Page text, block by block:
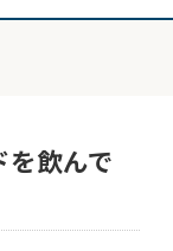
飲んで